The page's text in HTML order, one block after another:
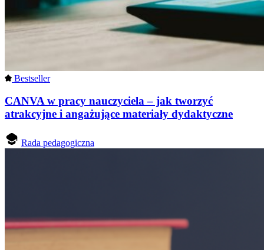
Bestseller
CANVA w pracy nauczyciela – jak tworzyć
atrakcyjne i angażujące materiały dydaktyczne
Rada pedagogiczna